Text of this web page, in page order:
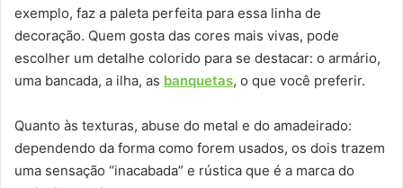
exemplo, faz a paleta perfeita para essa linha de
decoração. Quem gosta das cores mais vivas, pode
escolher um detalhe colorido para se destacar: o armário,
uma bancada, a ilha, as banquetas, o que você preferir.
Quanto às texturas, abuse do metal e do amadeirado:
dependendo da forma como forem usados, os dois trazem
uma sensação “inacabada” e rústica que é a marca do